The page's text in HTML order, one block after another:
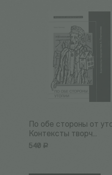
По обе стороны от
Контексты творч...
540 Р